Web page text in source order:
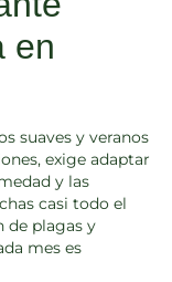
en
suaves y veranos
exige adaptar
y las
casi todo el
de plagas y
mes es